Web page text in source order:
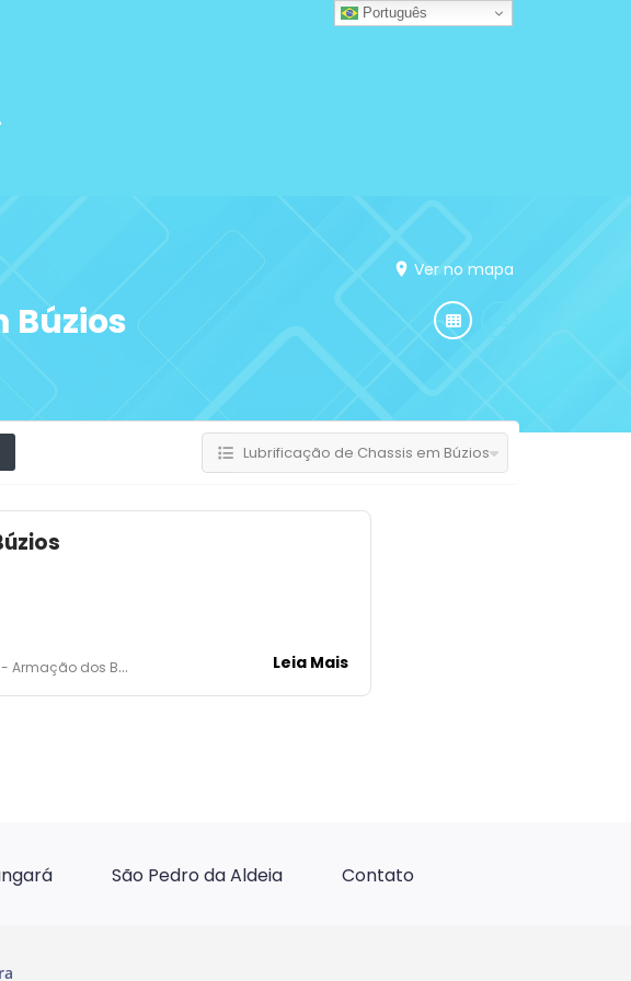
Ver no mapa
Búzios
Lubrificação de Chassis em Búzios
dos Búzios Leia Mais
São Pedro da Aldeia Contato
Português